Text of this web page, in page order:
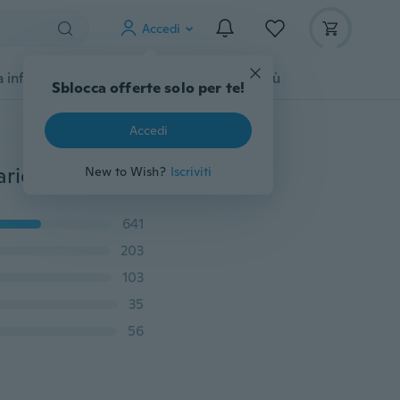
Accedi
Sblocca offerte solo per te!
Accedi
New to Wish? Iscriviti
infanzia Accessori per animali Di più
2L/min di energia solare Pompa di ossigeno per acquario Aeratore d'acqua Ossigenatore + Aeratore per laghetto in pietra d'aria
641
203
103
35
56